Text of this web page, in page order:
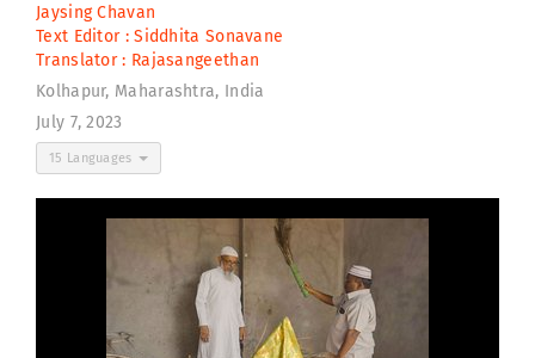
Jaysing Chavan
Text Editor :Siddhita Sonavane
Translator : Rajasangeethan
Kolhapur, Maharashtra, India
July 7, 2023
15 Languages